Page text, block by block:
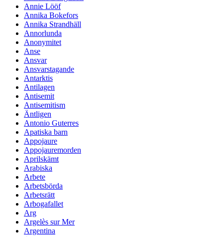
Annie Lööf
Annika Bokefors
Annika Strandhäll
Annorlunda
Anonymitet
Anse
Ansvar
Ansvarstagande
Antarktis
Antilagen
Antisemit
Antisemitism
Äntligen
Antonio Guterres
Apatiska barn
Appojaure
Appojauremorden
Aprilskämt
Arabiska
Arbete
Arbetsbörda
Arbetsrätt
Arbogafallet
Arg
Argelès sur Mer
Argentina